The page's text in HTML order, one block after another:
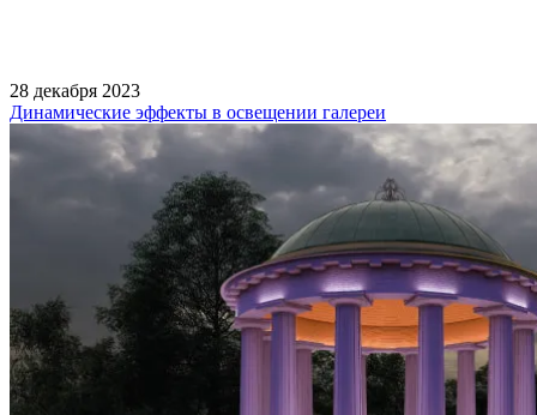
28 декабря 2023
Динамические эффекты в освещении галереи